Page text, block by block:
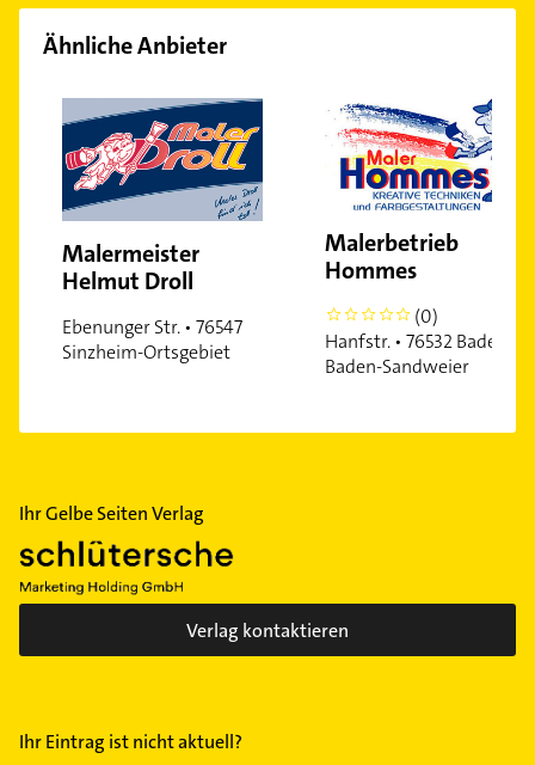
Ähnliche Anbieter
Malermeister
Helmut Droll
Ebenunger Str. • 76547
Sinzheim-Ortsgebiet
Malerbetrieb
Hommes
0
(0)
Hanfstr. • 76532 Baden-
Baden-Sandweier
Ihr Gelbe Seiten Verlag
Verlag kontaktieren
Ihr Eintrag ist nicht aktuell?